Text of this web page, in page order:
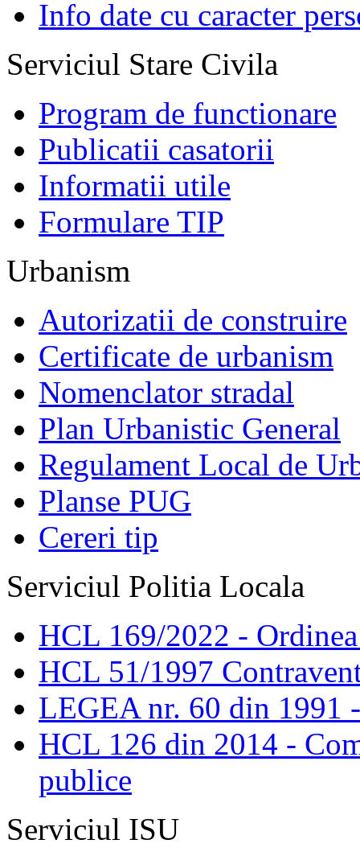
Info date cu caracter
Serviciul Stare Civila
Program de functionare
Publicatii casatorii
Informatii utile
Formulare TIP
Urbanism
Autorizatii de construire
Certificate de urbanism
Nomenclator stradal
Plan Urbanistic General
Regulament Local de
Planse PUG
Cereri tip
Serviciul Politia Locala
HCL 169/2022 -
HCL 51/1997
LEGEA nr. 60 din 1991
HCL 126 din 2014 -
publice
Serviciul ISU